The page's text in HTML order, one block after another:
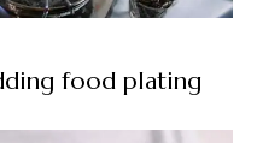
food plating